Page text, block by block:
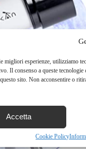
migliori esperienze, utilizziamo
Il consenso a queste
sito. Non acconsentire o
Accetta
Cookie Policy